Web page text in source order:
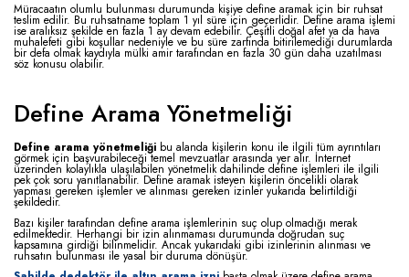
Müracaatın olumlu bulunması durumunda kişiye define aramak için bir ruhsat
teslim edilir. Bu ruhsatname toplam 1 yıl süre için geçerlidir. Define arama işlemi
ise aralıksız şekilde en fazla 1 ay devam edebilir. Çeşitli doğal afet ya da hava
muhalefeti gibi koşullar nedeniyle ve bu süre zarfında bitirilemediği durumlarda
bir defa olmak kaydıyla mülki amir tarafından en fazla 30 gün daha uzatılması
söz konusu olabilir.
Define Arama Yönetmeliği
Define arama yönetmeliği bu alanda kişilerin konu ile ilgili tüm ayrıntıları
görmek için başvurabileceği temel mevzuatlar arasında yer alır. İnternet
üzerinden kolaylıkla ulaşılabilen yönetmelik dahilinde define işlemleri ile ilgili
pek çok soru yanıtlanabilir. Define aramak isteyen kişilerin öncelikli olarak
yapması gereken işlemler ve alınması gereken izinler yukarıda belirtildiği
şekildedir.
Bazı kişiler tarafından define arama işlemlerinin suç olup olmadığı merak
edilmektedir. Herhangi bir izin alınmaması durumunda doğrudan suç
kapsamına girdiği bilinmelidir. Ancak yukarıdaki gibi izinlerinin alınması ve
ruhsatın bulunması ile yasal bir duruma dönüşür.